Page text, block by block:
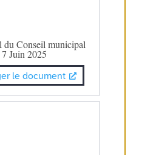
du Conseil municipal
Juin 2025
le document